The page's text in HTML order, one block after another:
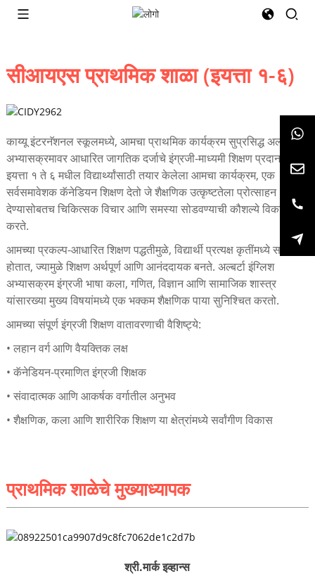
सीआयएस प्राथमिक शाळा (इयत्ता १-६)
काय्यू इंटरनॅशनल स्कूलमध्ये, आमचा प्राथमिक कार्यक्रम सुप्रसिद्ध अल्बर्टा
अभ्यासक्रमावर आधारित जागतिक दर्जाचे इंग्रजी-माध्यमी शिक्षण प्रदान करतो.
इयत्ता १ ते ६ मधील विद्यार्थ्यांसाठी तयार केलेला आमचा कार्यक्रम, एक
सर्वसमावेशक कॅनेडियन शिक्षण देतो जे शैक्षणिक उत्कृष्टतेला प्रोत्साहन
देण्यासोबतच चिकित्सक विचार आणि समस्या सोडवण्याची कौशल्ये विकसित
करते.
आमच्या प्रकल्प-आधारित शिक्षण पद्धतीमुळे, विद्यार्थी प्रत्यक्ष कृतींमध्ये सहभागी
होतात, ज्यामुळे शिक्षण अर्थपूर्ण आणि आनंददायक बनते. अल्बर्टा इंग्लिश
अभ्यासक्रम इंग्रजी भाषा कला, गणित, विज्ञान आणि सामाजिक शास्त्र
यांसारख्या मुख्य विषयांमध्ये एक भक्कम शैक्षणिक पाया सुनिश्चित करतो.
आमच्या संपूर्ण इंग्रजी शिक्षण वातावरणाची वैशिष्ट्ये:
• लहान वर्ग आणि वैयक्तिक लक्ष
• कॅनेडियन-प्रमाणित इंग्रजी शिक्षक
• संवादात्मक आणि आकर्षक वर्गातील अनुभव
• शैक्षणिक, कला आणि शारीरिक शिक्षण या क्षेत्रांमध्ये सर्वांगीण विकास
प्राथमिक शाळेचे मुख्याध्यापक
श्री.मार्क इव्हान्स